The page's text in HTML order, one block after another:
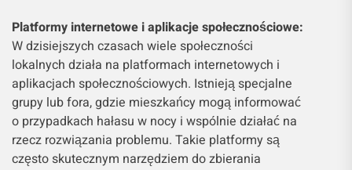
Platformy internetowe i aplikacje społecznościowe:
W dzisiejszych czasach wiele społeczności
lokalnych działa na platformach internetowych i
aplikacjach społecznościowych. Istnieją specjalne
grupy lub fora, gdzie mieszkańcy mogą informować
o przypadkach hałasu w nocy i wspólnie działać na
rzecz rozwiązania problemu. Takie platformy są
często skutecznym narzędziem do zbierania